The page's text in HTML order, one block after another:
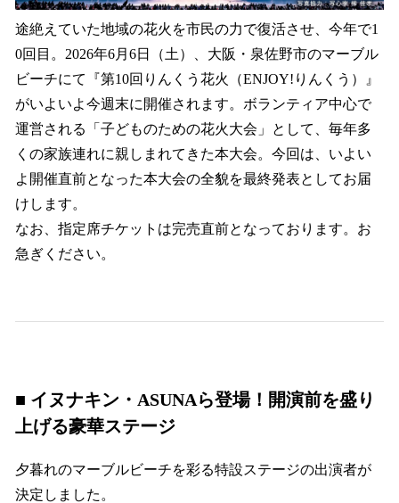
途絶えていた地域の花火を市民の力で復活させ、今年で1
0回目。2026年6月6日（土）、大阪・泉佐野市のマーブル
ビーチにて『第10回りんくう花火（ENJOY!りんくう）』
がいよいよ今週末に開催されます。ボランティア中心で
運営される「子どものための花火大会」として、毎年多
くの家族連れに親しまれてきた本大会。今回は、いよい
よ開催直前となった本大会の全貌を最終発表としてお届
けします。
なお、指定席チケットは完売直前となっております。お
急ぎください。
■ イヌナキン・ASUNAら登場！開演前を盛り
上げる豪華ステージ
夕暮れのマーブルビーチを彩る特設ステージの出演者が
決定しました。